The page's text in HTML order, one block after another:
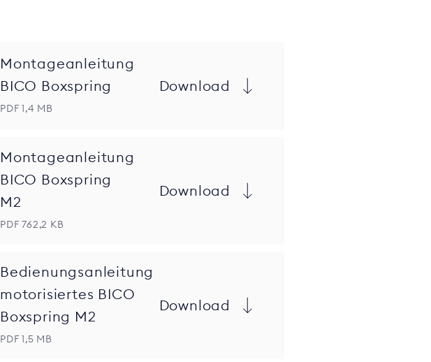
Montageanleitung
BICO Boxspring
PDF 1,4 MB
Download
Montageanleitung
BICO Boxspring
M2
PDF 762,2 KB
Download
Bedienungsanleitung
motorisiertes BICO
Boxspring M2
PDF 1,5 MB
Download